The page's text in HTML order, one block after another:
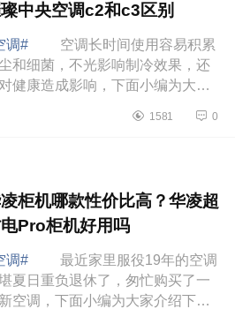
中央空调c2和c3区别
调#
空调长时间使用容易积累
和细菌，不光影响制冷效果，还
健康造成影响，下面小编为大家
璨中央空调c2和c3区别 海信璀
1581 0
柜机哪款性价比高？华凌超
Pro柜机好用吗
调#
最近家里服役19年的空调
夏日重负退休了，匆忙购买了一
空调，下面小编为大家介绍下华